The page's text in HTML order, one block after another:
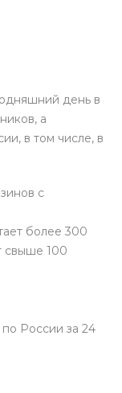
день в
а
в том числе, в
с
более 300
свыше 100
России за 24